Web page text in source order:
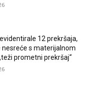
12 prekršaja,
s materijalnom
prometni prekršaj“